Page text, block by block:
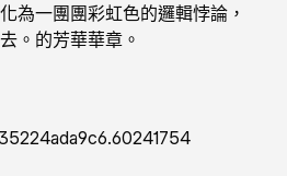
為一團團彩虹色的邏輯悖論，
。的芳華華章。